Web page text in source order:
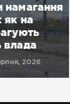
на
2026